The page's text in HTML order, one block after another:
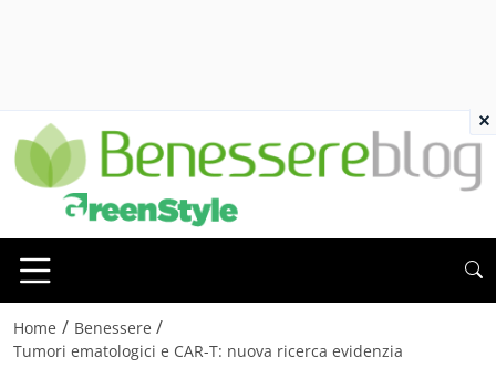
Home / Benessere /
Tumori ematologici e CAR-T: nuova ricerca evidenzia
×